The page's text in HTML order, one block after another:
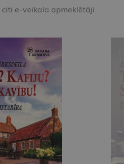
citi e-veikala apmeklētāji